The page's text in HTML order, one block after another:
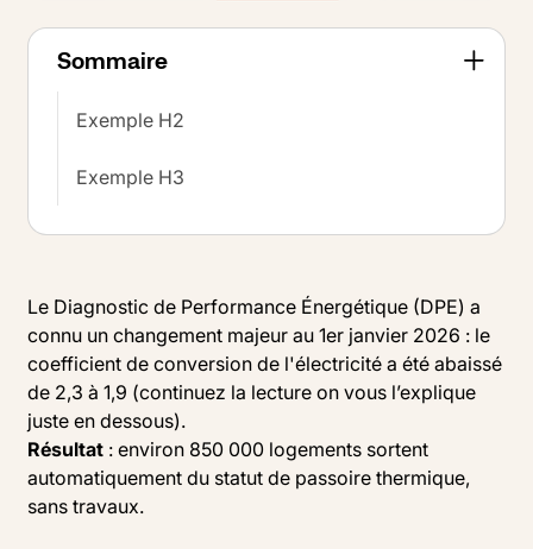
Sommaire
Exemple H2
Exemple H3
Le Diagnostic de Performance Énergétique (DPE) a
connu un changement majeur au 1er janvier 2026 : le
coefficient de conversion de l'électricité a été abaissé
de 2,3 à 1,9 (continuez la lecture on vous l’explique
juste en dessous).
Résultat : environ 850 000 logements sortent
automatiquement du statut de passoire thermique,
sans travaux.